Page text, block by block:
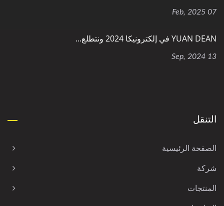
07 Feb, 2025
YUAN DEAN في إلكترونيكا 2024 ونتطلع...
13 Sep, 2024
التنقل
الصفحة الرئيسية
شركة
المنتجات